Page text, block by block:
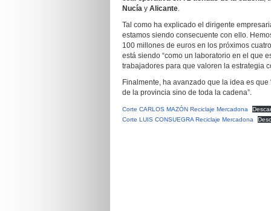
Nucía y Alicante.
Tal como ha explicado el dirigente
estamos siendo consecuente con ello.
100 millones de euros en los próximos
está siendo “como un laboratorio en el que
trabajadores para que valoren la estrategia
Finalmente, ha avanzado que la idea es
de la provincia sino de toda la cadena”.
Corte CARLOS MAZÓN Reciclaje Mercadona
Corte LUIS CONSUEGRA Reciclaje Mercadona